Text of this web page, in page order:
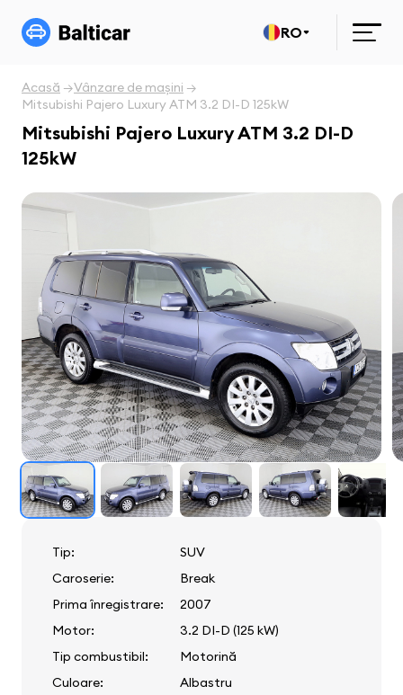
RO
Acasă
Vânzare de mașini
Mitsubishi Pajero Luxury ATM 3.2 DI-D 125kW
Mitsubishi Pajero Luxury ATM 3.2 DI-D
125kW
Tip:
SUV
Caroserie:
Break
Prima înregistrare:
2007
Motor:
3.2 DI-D (125 kW)
Tip combustibil:
Motorină
Culoare:
Albastru